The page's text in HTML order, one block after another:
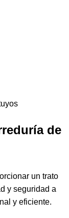
de
un trato
y seguridad a
y eficiente.